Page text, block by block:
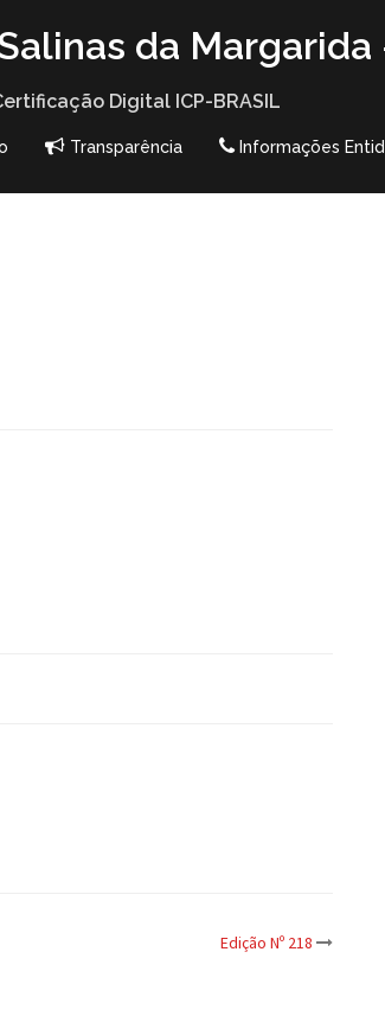
da Margarida
Digital ICP-BRASIL
Transparência Informações
Edição Nº 218